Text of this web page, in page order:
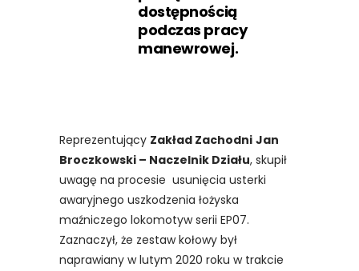
dostępnością
podczas pracy
manewrowej.
Reprezentujący Zakład Zachodni Jan
Broczkowski – Naczelnik Działu, skupił
uwagę na procesie usunięcia usterki
awaryjnego uszkodzenia łożyska
maźniczego lokomotyw serii EP07.
Zaznaczył, że zestaw kołowy był
naprawiany w lutym 2020 roku w trakcie